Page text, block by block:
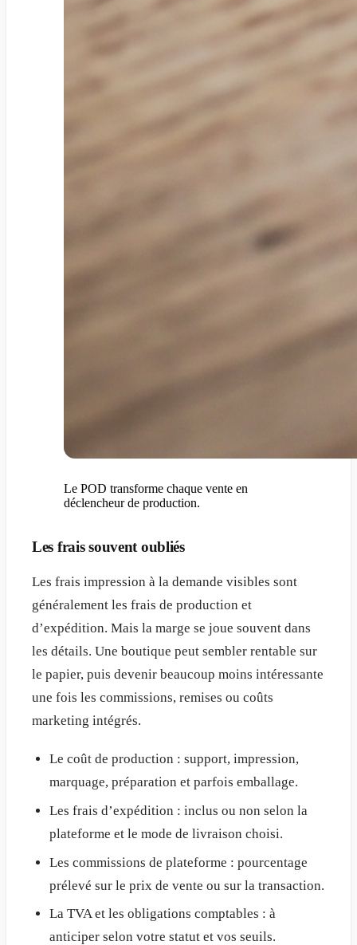
Le POD transforme chaque vente en
déclencheur de production.
Les frais souvent oubliés
Les frais impression à la demande visibles sont
généralement les frais de production et
d’expédition. Mais la marge se joue souvent dans
les détails. Une boutique peut sembler rentable sur
le papier, puis devenir beaucoup moins intéressante
une fois les commissions, remises ou coûts
marketing intégrés.
Le coût de production : support, impression,
marquage, préparation et parfois emballage.
Les frais d’expédition : inclus ou non selon la
plateforme et le mode de livraison choisi.
Les commissions de plateforme : pourcentage
prélevé sur le prix de vente ou sur la transaction.
La TVA et les obligations comptables : à
anticiper selon votre statut et vos seuils.